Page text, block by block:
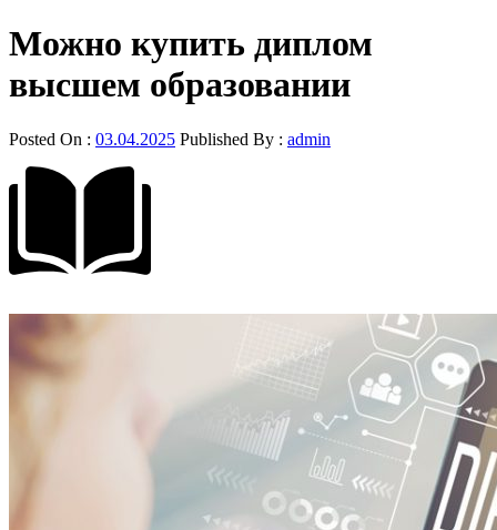
Можно купить диплом
высшем образовании
Posted On : 03.04.2025 Published By : admin